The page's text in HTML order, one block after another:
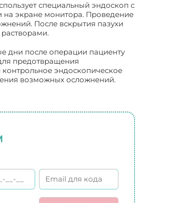
специальный эндоскоп с
на экране монитора. Проведение
После вскрытия пазухи
дни после операции пациенту
предотвращения
эндоскопическое
возможных осложнений.